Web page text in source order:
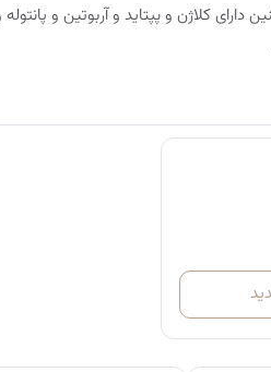
دارای کلاژن و پپتاید ‌و آربوتین و
گرین را روزانه دو بار صبح و شب در
چشم و خط لبخند خود اعمال نمایید.